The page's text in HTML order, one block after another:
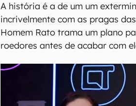
A história é a de um um
incrivelmente com as pragas
Homem Rato trama um plano
roedores antes de acabar com